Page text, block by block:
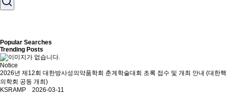
Popular Searches
Trending Posts
Notice
2026년 제12회 대한방사성의약품학회 춘계학술대회 초록 접수 및 개최 안내 (대한핵
의학회 공동 개최)
KSRAMP 2026-03-11